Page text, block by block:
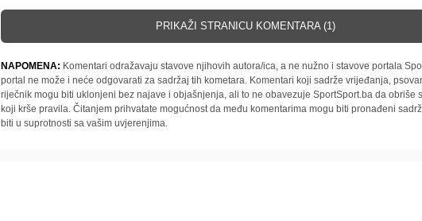
PRIKAŽI STRANICU KOMENTARA (1)
NAPOMENA: Komentari odražavaju stavove njihovih autora/ica, a ne nužno i stavove portala
portal ne može i neće odgovarati za sadržaj tih kometara. Komentari koji sadrže vrijeđanja,
riječnik mogu biti uklonjeni bez najave i objašnjenja, ali to ne obavezuje SportSport.ba da obriše
koji krše pravila. Čitanjem prihvatate mogućnost da među komentarima mogu biti pronađeni
biti u suprotnosti sa vašim uvjerenjima.